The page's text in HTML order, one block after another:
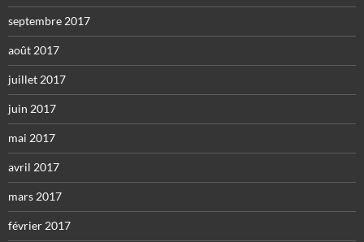
septembre 2017
août 2017
juillet 2017
juin 2017
mai 2017
avril 2017
mars 2017
février 2017